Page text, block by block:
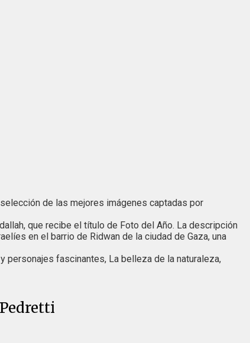
de las mejores imágenes captadas por
que recibe el título de Foto del Año. La descripción
en el barrio de Ridwan de la ciudad de Gaza, una
personajes fascinantes, La belleza de la naturaleza,